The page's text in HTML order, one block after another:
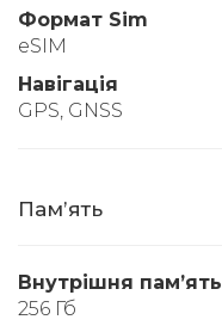
Формат Sim
eSIM
Навігація
GPS, GNSS
Памʼять
Внутрішня памʼять
256 Гб